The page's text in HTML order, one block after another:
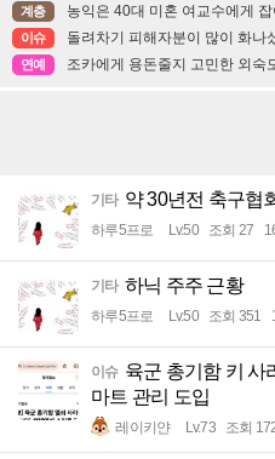
계층 농익은 40대 미혼 여교수에게 잡
이슈 돌려차기 피해자분이 많이 화나
연예 조카에게 용돈줄지 고민한 외숙
기타 약 30년전 축구협
하루5프로 Lv.50 조회 27
기타 하닉 주주 근황
하루5프로 Lv.50 조회 351
이슈 육군 총기함 키 사
마트 관리 도입
레이키얀 Lv.73 조회